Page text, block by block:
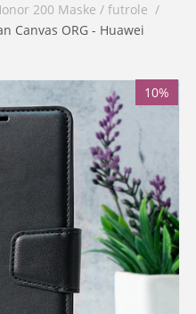
200 Maske / futrole /
Canvas ORG - Huawei
10%